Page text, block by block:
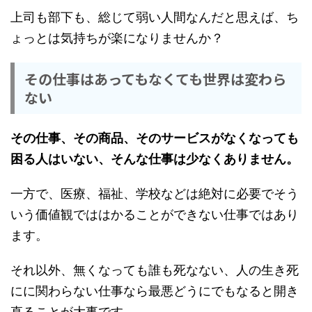
上司も部下も、総じて弱い人間なんだと思えば、ち
ょっとは気持ちが楽になりませんか？
その仕事はあってもなくても世界は変わら
ない
その仕事、その商品、そのサービスがなくなっても
困る人はいない、そんな仕事は少なくありません。
一方で、医療、福祉、学校などは絶対に必要でそう
いう価値観でははかることができない仕事ではあり
ます。
それ以外、無くなっても誰も死なない、人の生き死
にに関わらない仕事なら最悪どうにでもなると開き